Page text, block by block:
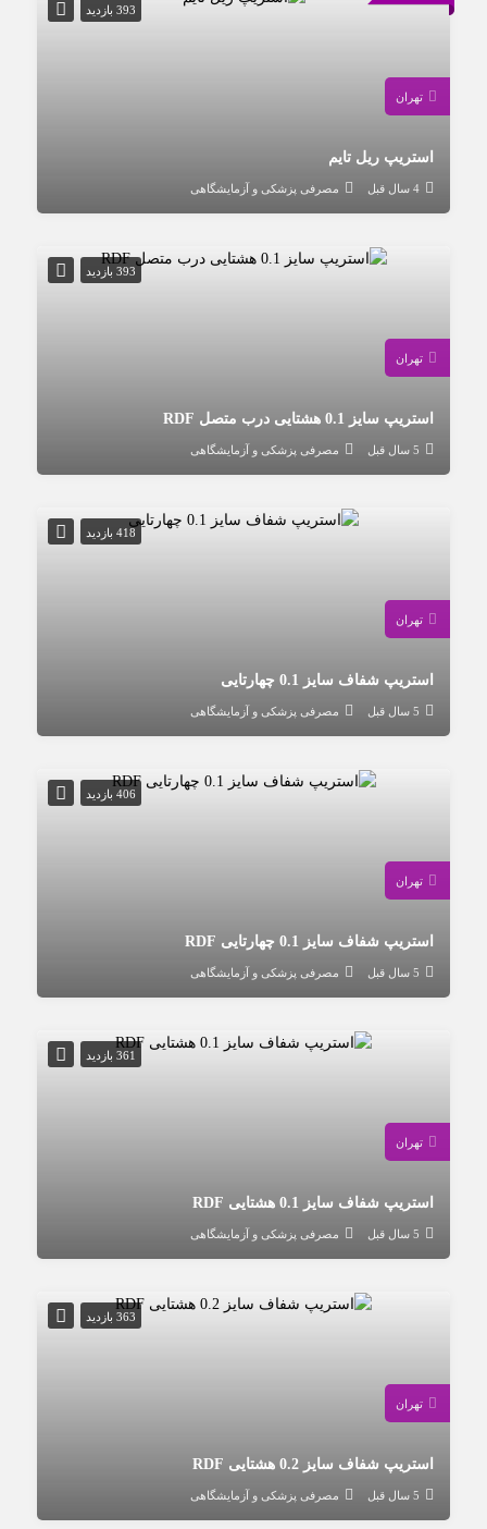
393 بازدید
تهران
استریپ ریل تایم
4 سال قبل مصرفی پزشکی و آزمایشگاهی
393 بازدید
تهران
استریپ سایز 0.1 هشتایی درب متصل RDF
5 سال قبل مصرفی پزشکی و آزمایشگاهی
418 بازدید
تهران
استریپ شفاف سایز 0.1 چهارتایی
5 سال قبل مصرفی پزشکی و آزمایشگاهی
406 بازدید
تهران
استریپ شفاف سایز 0.1 چهارتایی RDF
5 سال قبل مصرفی پزشکی و آزمایشگاهی
361 بازدید
تهران
استریپ شفاف سایز 0.1 هشتایی RDF
5 سال قبل مصرفی پزشکی و آزمایشگاهی
363 بازدید
تهران
استریپ شفاف سایز 0.2 هشتایی RDF
5 سال قبل مصرفی پزشکی و آزمایشگاهی